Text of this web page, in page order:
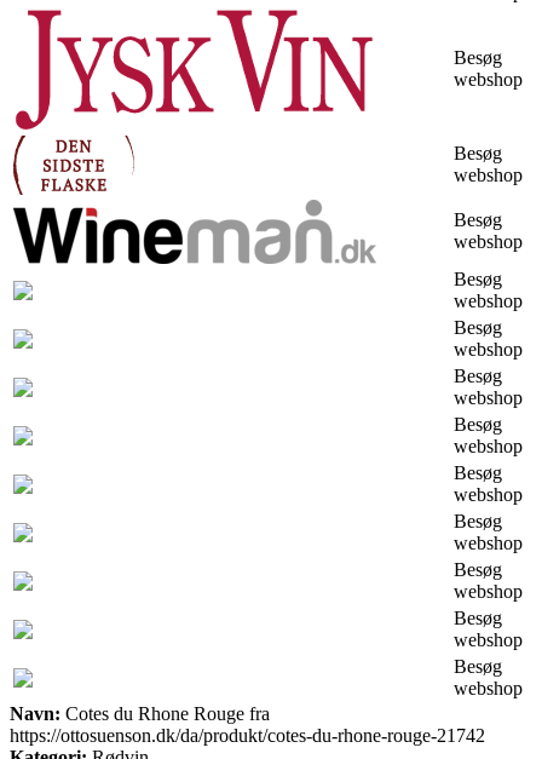
Besøg
webshop
Besøg
webshop
Besøg
webshop
Besøg
webshop
Besøg
webshop
Besøg
webshop
Besøg
webshop
Besøg
webshop
Besøg
webshop
Besøg
webshop
Besøg
webshop
Besøg
webshop
Navn: Cotes du Rhone Rouge fra
https://ottosuenson.dk/da/produkt/cotes-du-rhone-rouge-21742